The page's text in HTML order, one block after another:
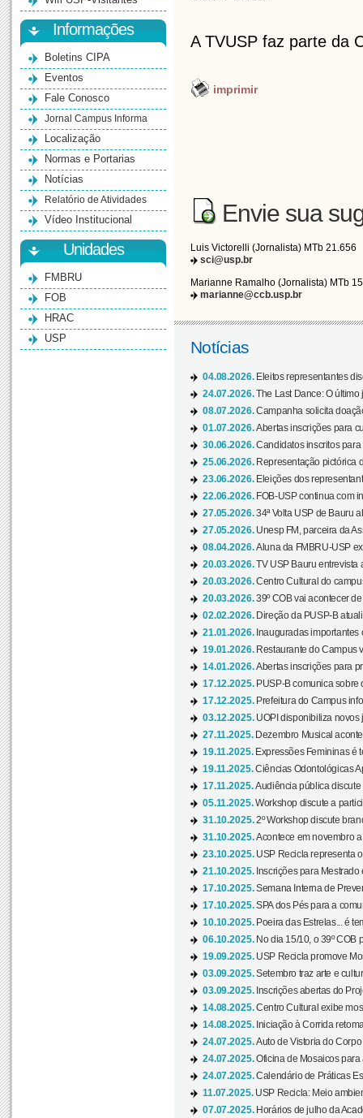
Informações
Boletins CIPA
Eventos
Fale Conosco
Jornal Campus Informa
Localização
Normas e Portarias
Notícias
Relatório de Atividades
Vídeo Institucional
Unidades
FMBRU
FOB
HRAC
USP
A TVUSP faz parte da
imprimir
Envie sua
Luis Victorelli (Jornalista) MTb 21.656
sci@usp.br
Marianne Ramalho (Jornalista) MTb
marianne@ccb.usp.br
Notícias
04.08.2026. Eleitos representantes
24.07.2026.The Last Dance: O
08.07.2026.Campanha solicita
01.07.2026.Abertas inscrições para
30.06.2026.Candidatos inscritos
25.06.2026. Representação pictórica
23.06.2026. Eleições dos
22.06.2026. FOB-USP continua com
27.05.2026.34ª Volta USP de Bauru
27.05.2026. Unesp FM, parceira da
08.04.2026.Aluna da FMBRU-USP
20.03.2026.TV USP Bauru entrevista
20.03.2026.Centro Cultural do
20.03.2026.39º COB vai acontecer
02.02.2026. Direção da PUSP-B
21.01.2026. Inauguradas
19.01.2026. Restaurante do Campus
14.01.2026.Abertas inscrições para
17.12.2025. PUSP-B comunica sobre
17.12.2025. Prefeitura do Campus
03.12.2025. UOPI disponibiliza novos
27.11.2025. Dezembro Musical
19.11.2025. Expressões Femininas é
19.11.2025.Ciências Odontológicas
17.11.2025.Audiência pública
05.11.2025.Workshop discute a
31.10.2025.2º Workshop discute
31.10.2025.Acontece em novembro
23.10.2025. USP Recicla representa
21.10.2025. Inscrições para
17.10.2025.Semana Interna de
17.10.2025.SPA dos Pés para a
10.10.2025. Poeira das Estrelas... é
06.10.2025. No dia 15/10, o 39º COB
19.09.2025. USP Recicla promove
03.09.2025.Setembro traz arte e
03.09.2025. Inscrições abertas do
14.08.2025.Centro Cultural exibe
14.08.2025. Iniciação à Corrida
24.07.2025.Auto de Vistoria do
24.07.2025.Oficina de Mosaicos
24.07.2025.Calendário de Práticas
11.07.2025. USP Recicla: Meio
07.07.2025. Horários de julho da